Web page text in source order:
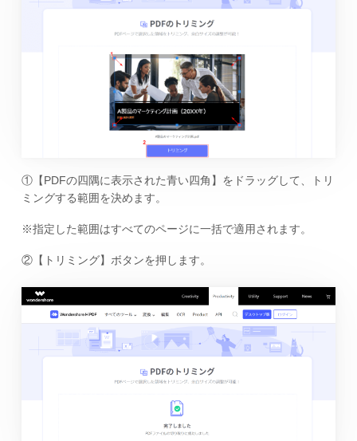
①【PDFの四隅に表示された青い四角】をドラッグして、トリ
ミングする範囲を決めます。
※指定した範囲はすべてのページに一括で適用されます。
②【トリミング】ボタンを押します。